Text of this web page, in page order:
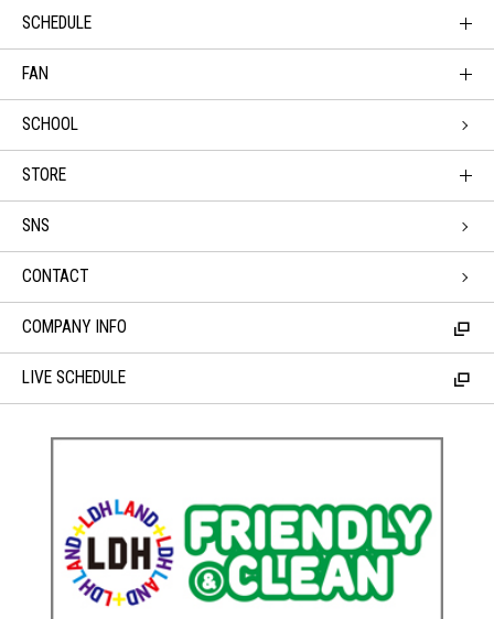
SCHEDULE
FAN
SCHOOL
STORE
SNS
CONTACT
COMPANY INFO
LIVE SCHEDULE